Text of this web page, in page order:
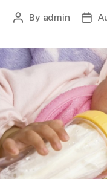
Post
By admin
Post